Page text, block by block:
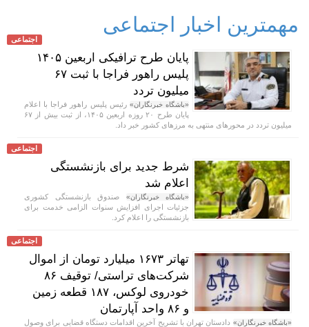
مهمترین اخبار اجتماعی
اجتماعی
پایان طرح ترافیکی اربعین ۱۴۰۵
پلیس راهور فراجا با ثبت ۶۷
میلیون تردد
«باشگاه خبرنگاران» رئیس پلیس راهور فراجا با اعلام
پایان طرح ۲۰ روزه اربعین ۱۴۰۵، از ثبت بیش از ۶۷
میلیون تردد در محور‌های منتهی به مرز‌های کشور خبر داد.
اجتماعی
شرط جدید برای بازنشستگی
اعلام شد
«باشگاه خبرنگاران» صندوق بازنشستگی کشوری
جزئیات اجرای افزایش سنوات الزامی خدمت برای
بازنشستگی را اعلام کرد.
اجتماعی
تهاتر ۱۶۷۳ میلیارد تومان از اموال
شرکت‌های تراستی/ توقیف ۸۶
خودروی لوکس، ۱۸۷ قطعه زمین
و ۸۶ واحد آپارتمان
«باشگاه خبرنگاران» دادستان تهران با تشریح آخرین اقدامات دستگاه قضایی برای وصول